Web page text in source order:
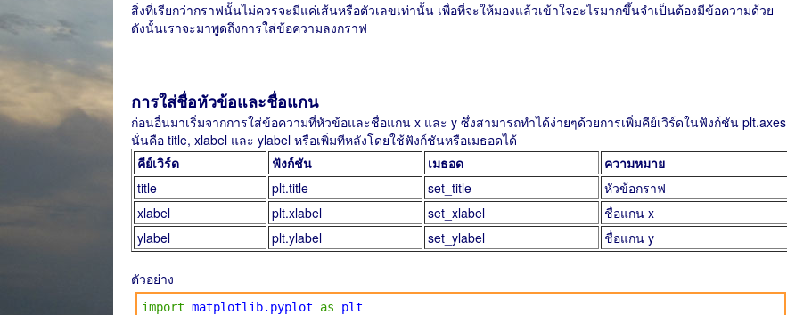
สิ่งที่เรียกว่ากราฟนั้นไม่ควรจะมีแค่เส้นหรือตัวเลขเท่านั้น เพื่อที่จะให้มองแล้วเข้าใจอะไรมากขึ้นจำเป็นต้องมีข้อความด้วย
ดังนั้นเราจะมาพูดถึงการใส่ข้อความลงกราฟ
การใส่ชื่อหัวข้อและชื่อแกน
ก่อนอื่นมาเริ่มจากการใส่ข้อความที่หัวข้อและชื่อแกน x และ y ซึ่งสามารถทำได้ง่ายๆด้วยการเพิ่มคีย์เวิร์ดในฟังก์ชัน plt.axes
นั่นคือ title, xlabel และ ylabel หรือเพิ่มทีหลังโดยใช้ฟังก์ชันหรือเมธอดได้
คีย์เวิร์ด
ฟังก์ชัน เมธอด
ความหมาย
title
plt.title set_title
หัวข้อกราฟ
xlabel
plt.xlabel set_xlabel
ชื่อแกน x
ylabel
plt.ylabel set_ylabel ชื่อแกน y
ตัวอย่าง
import matplotlib.pyplot as
plt